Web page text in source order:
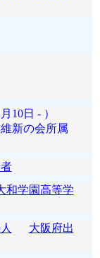
10日 - ）
新の会所属
和学園高等学
大阪府出